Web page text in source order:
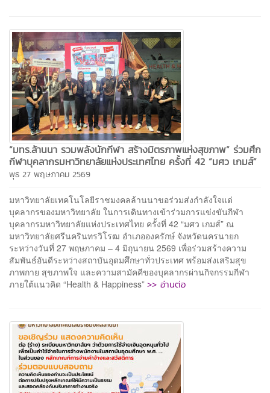
“มทร.ล้านนา รวมพลังนักกีฬา สร้างมิตรภาพแห่งสุขภาพ” ร่วมศึก
กีฬาบุคลากรมหาวิทยาลัยแห่งประเทศไทย ครั้งที่ 42 “มศว เกมส์”
พุธ 27 พฤษภาคม 2569
มหาวิทยาลัยเทคโนโลยีราชมงคลล้านนาขอร่วมส่งกำลังใจแด่
บุคลากรของมหาวิทยาลัย ในการเดินทางเข้าร่วมการแข่งขันกีฬา
บุคลากรมหาวิทยาลัยแห่งประเทศไทย ครั้งที่ 42 “มศว เกมส์” ณ
มหาวิทยาลัยศรีนครินทรวิโรฒ อำเภอองครักษ์ จังหวัดนครนายก
ระหว่างวันที่ 27 พฤษภาคม – 4 มิถุนายน 2569 เพื่อร่วมสร้างความ
สัมพันธ์อันดีระหว่างสถาบันอุดมศึกษาทั่วประเทศ พร้อมส่งเสริมสุข
ภาพกาย สุขภาพใจ และความสามัคคีของบุคลากรผ่านกิจกรรมกีฬา
ภายใต้แนวคิด “Health & Happiness” >> อ่านต่อ